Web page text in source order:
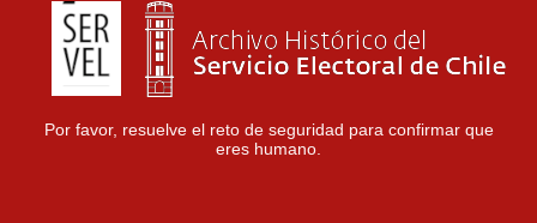
Por favor, resuelve el reto de seguridad para confirmar que
eres humano.